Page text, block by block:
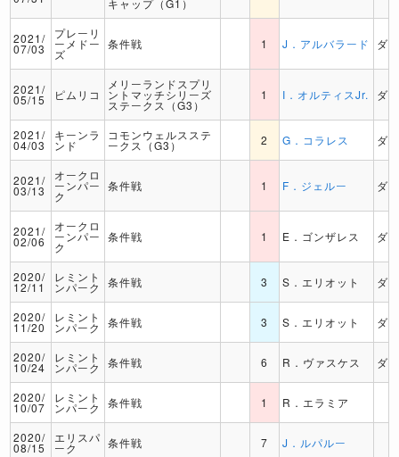
キャップ（G1）
2021/
07/03
プレーリ
ーメドー
ズ
条件戦 1 J．アルバラード ダ
2021/
05/15 ピムリコ
メリーランドスプリ
ントマッチシリーズ
ステークス（G3）
1 I．オルティスJr. ダ
2021/
04/03
キーンラ
ンド
コモンウェルスステ
ークス（G3） 2 G．コラレス ダ
2021/
03/13
オークロ
ーンパー
ク
条件戦 1 F．ジェルー ダ
2021/
02/06
オークロ
ーンパー
ク
条件戦 1 E．ゴンザレス ダ
2020/
12/11
レミント
ンパーク 条件戦 3 S．エリオット ダ
2020/
11/20
レミント
ンパーク 条件戦 3 S．エリオット ダ
2020/
10/24
レミント
ンパーク 条件戦 6 R．ヴァスケス ダ
2020/
10/07
レミント
ンパーク 条件戦 1 R．エラミア
2020/
08/15
エリスパ
ーク 条件戦 7 J．ルパルー